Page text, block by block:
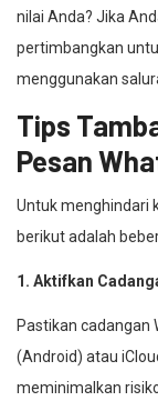
nilai Anda? Jika
pertimbangkan
menggunakan
Tips
Pesan
Untuk menghindari
berikut adalah
1. Aktifkan
Pastikan cadangan
(Android) atau
meminimalkan